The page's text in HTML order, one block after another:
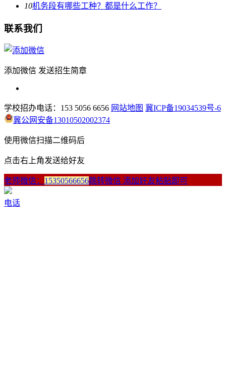
10机务段有哪些工种？都是什么工作？
联系我们
添加微信 发送招生简章
学校招办电话：153 5056 6656 网站地图 冀ICP备19034539号-6
冀公网安备13010502002374
使用微信扫描二维码后
点击右上角发送给好友
老师微信： 15350566656跳转微信 添加好友粘贴即可
电话